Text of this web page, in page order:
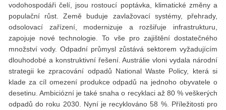
vodohospodáři čelí, jsou rostoucí poptávka, klimatické změny a
populační růst. Země buduje zavlažovací systémy, přehrady,
odsolovací zařízení, modernizuje a rozšiřuje infrastrukturu,
zapojuje nové technologie. To vše pro zajištění dostatečného
množství vody. Odpadní průmysl zůstává sektorem vyžadujícím
dlouhodobé a konstruktivní řešení. Austrálie vloni vydala národní
strategii ke zpracování odpadů National Waste Policy, která si
klade za cíl omezení produkce odpadů na jednoho obyvatele o
desetinu. Ambiciózní je také snaha o recyklaci až 80 % veškerých
odpadů do roku 2030. Nyní je recyklováno 58 %. Příležitosti pro